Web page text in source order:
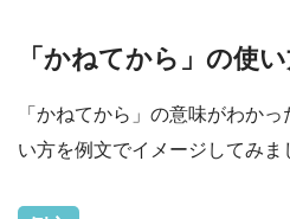
「かねてから」の使
「かねてから」の意味がわか
い方を例文でイメージしてみま